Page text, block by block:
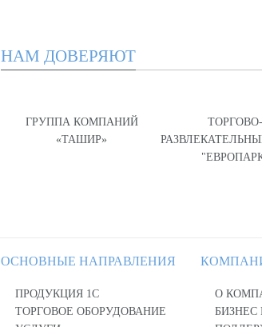
НАМ ДОВЕРЯЮТ
ГРУППА КОМПАНИЙ
«ТАШИР»
ТОРГОВО-
ОСНОВНЫЕ НАПРАВЛЕНИЯ
ПРОДУКЦИЯ 1С
ТОРГОВОЕ ОБОРУДОВАНИЕ
О